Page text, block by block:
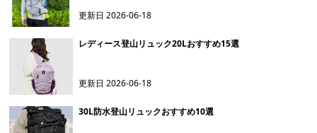
更新日2026-06-18
レディース登山リュック20Lおすすめ15選
更新日2026-06-18
30L防水登山リュックおすすめ10選